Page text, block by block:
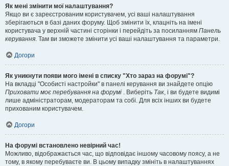
Як мені змінити мої налаштування?
Якщо ви є зареєстрованим користувачем, усі ваші налаштування
зберігаються в базі даних форуму. Щоб змінити їх, клацніть на імені
користувача у верхній частині сторінки і перейдіть за посиланням Панель
керування. Там ви зможете змінити усі ваші налаштування та параметри.
Догори
Як уникнути появи мого імені в списку "Хто зараз на форумі"?
На вкладці "Особисті настройки" в панелі керування ви знайдете опцію
Приховати моє перебування на форумі . Виберіть Так, і ви будете видимі
лише адміністраторам, модераторам та собі. Для всіх інших ви будете
прихованим користувачем.
Догори
На форумі встановлено невірний час!
Можливо, відображається час, що відповідає іншому часовому поясу, а не
тому, в якому перебуваєте ви. В цьому випадку змініть в налаштуваннях